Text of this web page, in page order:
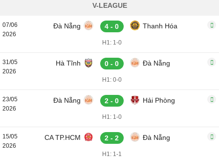
V-LEAGUE
07/06
2026
Đà Nẵng 4 - 0 Thanh Hóa
H1: 1-0
31/05
2026
Hà Tĩnh 0 - 0 Đà Nẵng
H1: 0-0
23/05
2026
Đà Nẵng 2 - 0 Hải Phòng
H1: 1-0
15/05
2026
CA TP.HCM 2 - 2 Đà Nẵng
H1: 1-1